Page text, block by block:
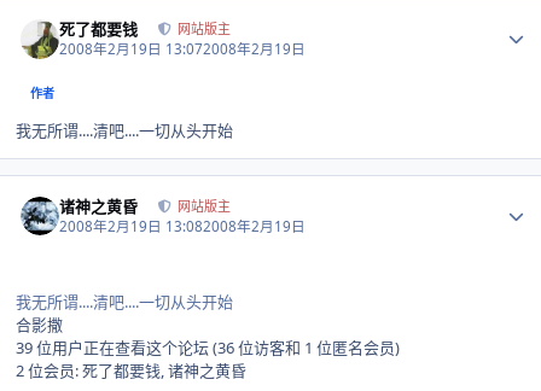
死了都要钱 网站版主
2008年2月19日 13:072008年2月19日
作者
我无所谓....清吧....一切从头开始
诸神之黄昏 网站版主
2008年2月19日 13:082008年2月19日
我无所谓....清吧....一切从头开始
合影撒
39 位用户正在查看这个论坛 (36 位访客和 1 位匿名会员)
2 位会员: 死了都要钱, 诸神之黄昏